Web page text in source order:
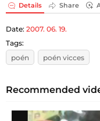
Details Share
Date: 2007. 06. 19.
Tags:
poén
poén vicces
Recommended